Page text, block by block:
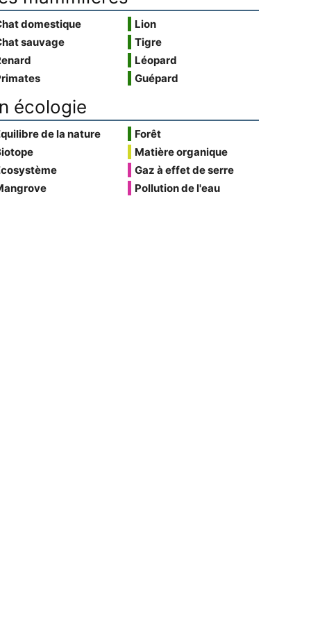
domestique
sauvage
Lion
Tigre
Léopard
Guépard
écologie
de la nature
Forêt
Matière organique
Gaz à effet de serre
Pollution de l'eau